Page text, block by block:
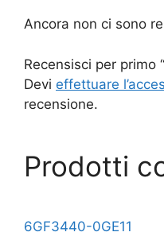
Ancora non ci sono
Recensisci per primo
Devi effettuare
recensione.
Prodotti
6GF3440-0GE11